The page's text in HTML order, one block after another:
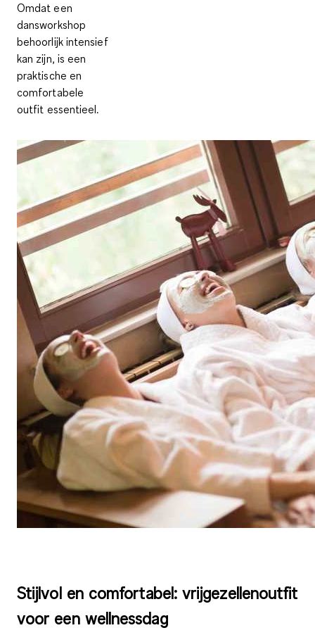
Omdat een
dansworkshop
behoorlijk intensief
kan zijn, is een
praktische en
comfortabele
outfit essentieel.
Stijlvol en comfortabel: vrijgezellenoutfit
voor een wellnessdag